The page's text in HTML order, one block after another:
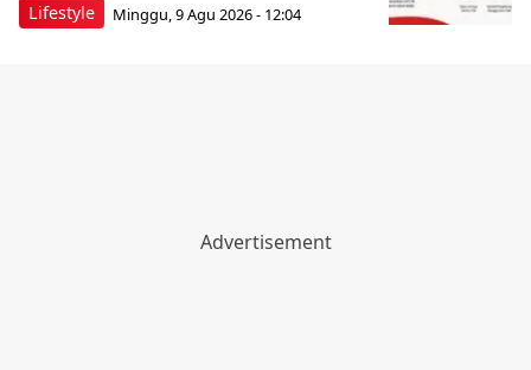
Lifestyle Minggu, 9 Agu 2026 - 12:04